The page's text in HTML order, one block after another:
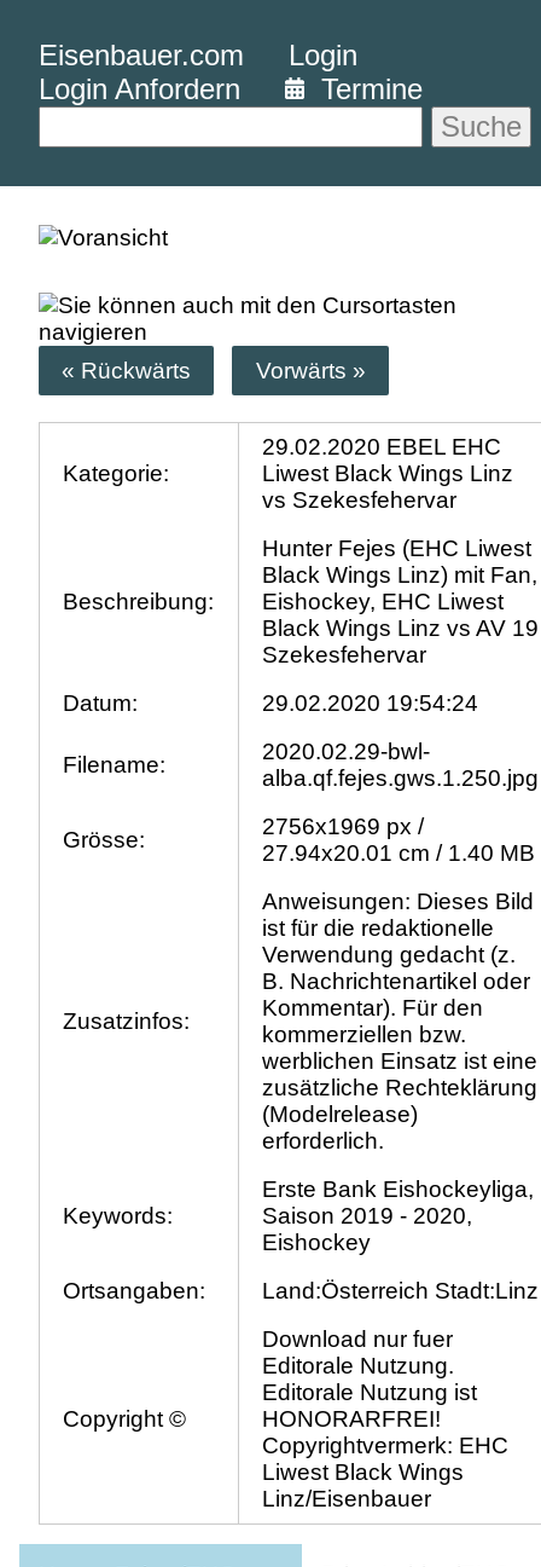
Eisenbauer.com
Login
Login Anfordern
Termine
Suche
« Rückwärts Vorwärts »
Kategorie:
29.02.2020 EBEL EHC
Liwest Black Wings Linz
vs Szekesfehervar
Beschreibung:
Hunter Fejes (EHC Liwest
Black Wings Linz) mit Fan,
Eishockey, EHC Liwest
Black Wings Linz vs AV 19
Szekesfehervar
Datum:
29.02.2020 19:54:24
Filename:
2020.02.29-bwl-
alba.qf.fejes.gws.1.250.jpg
Grösse:
2756x1969 px /
27.94x20.01 cm / 1.40 MB
Zusatzinfos:
Anweisungen: Dieses Bild
ist für die redaktionelle
Verwendung gedacht (z.
B. Nachrichtenartikel oder
Kommentar). Für den
kommerziellen bzw.
werblichen Einsatz ist eine
zusätzliche Rechteklärung
(Modelrelease)
erforderlich.
Keywords:
Erste Bank Eishockeyliga,
Saison 2019 - 2020,
Eishockey
Ortsangaben:
Land:Österreich Stadt:Linz
Copyright ©
Download nur fuer
Editorale Nutzung.
Editorale Nutzung ist
HONORARFREI!
Copyrightvermerk: EHC
Liwest Black Wings
Linz/Eisenbauer